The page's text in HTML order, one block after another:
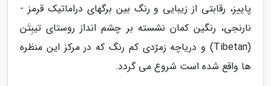
پاییز، رقابتی از زیبایی و رنگ بین برگهای دراماتیک قرمز -
نارنجی، رنگین کمان نشسته بر چشم انداز روستای تیبِتَن
(Tibetan) و دریاچه زمرّدی کم رنگ که در مرکز این منظره
ها واقع شده است شروع می گردد.